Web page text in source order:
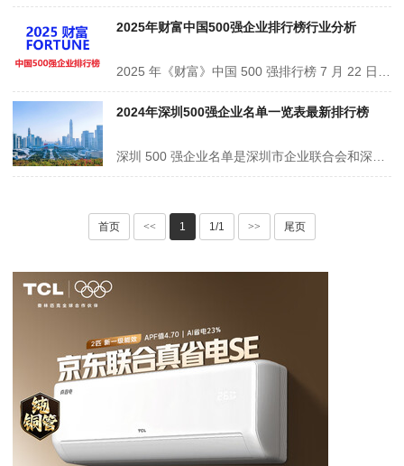
2025年财富中国500强企业排行榜行业分析
2025 年《财富》中国 500 强排行榜 7 月 22 日发布，含上市与非上市企业。500 家公司 2024 年总营收 14.2 万亿美元，降 2.7%，净利润 7564 亿美元，增 7%，营收门槛 36.2 亿美元。前十多为国企，京东居 11 位，是最高排位民企。新能源汽车、互联网等行业表现突出，57 家公司亏损，前十亏损企业多为房企···
2024年深圳500强企业名单一览表最新排行榜
深圳 500 强企业名单是深圳市企业联合会和深圳市企业家协会发布的重要榜单。2024 年该排行榜中，中国平安、华为、腾讯位列前三。上榜的500家深圳公司涵盖多个行业，制造业企业数量最多。榜单入围门槛不断提升，2024年已达6.644亿元。此榜单全面反映深圳大企业的经营状况与发展趋势，助力企业提升竞争力···
首页 << 1 1/1 >> 尾页